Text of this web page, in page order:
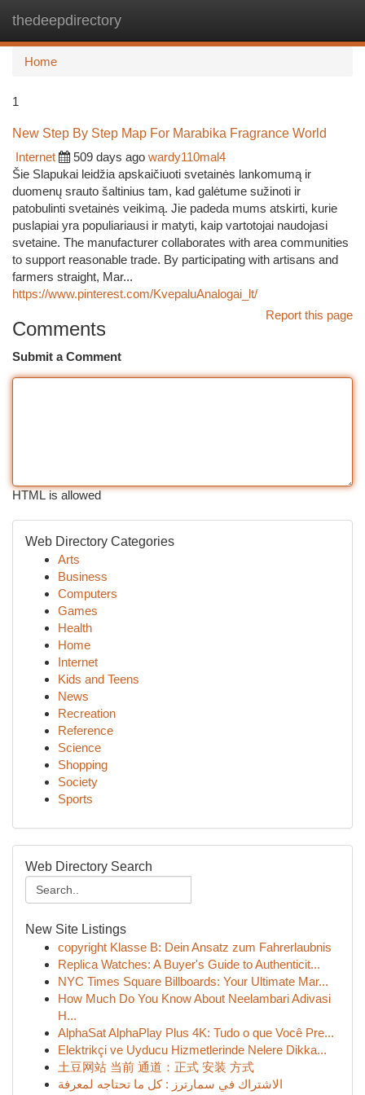
thedeepdirectory
Home
1
New Step By Step Map For Marabika Fragrance World
Internet
509 days ago wardy110mal4
Šie Slapukai leidžia apskaičiuoti svetainės lankomumą ir
duomenų srauto šaltinius tam, kad galėtume sužinoti ir
patobulinti svetainės veikimą. Jie padeda mums atskirti, kurie
puslapiai yra populiariausi ir matyti, kaip vartotojai naudojasi
svetaine. The manufacturer collaborates with area communities
to support reasonable trade. By participating with artisans and
farmers straight, Mar...
https://www.pinterest.com/KvepaluAnalogai_lt/
Report this page
Comments
Submit a Comment
HTML is allowed
Web Directory Categories
Arts
Business
Computers
Games
Health
Home
Internet
Kids and Teens
News
Recreation
Reference
Science
Shopping
Society
Sports
Web Directory Search
New Site Listings
copyright Klasse B: Dein Ansatz zum Fahrerlaubnis
Replica Watches: A Buyer's Guide to Authenticit...
NYC Times Square Billboards: Your Ultimate Mar...
How Much Do You Know About Neelambari Adivasi
H...
AlphaSat AlphaPlay Plus 4K: Tudo o que Você Pre...
Elektrikçi ve Uyducu Hizmetlerinde Nelere Dikka...
土豆网站 当前 通道：正式 安装 方式
الاشتراك في سمارترز : كل ما تحتاجه لمعرفة